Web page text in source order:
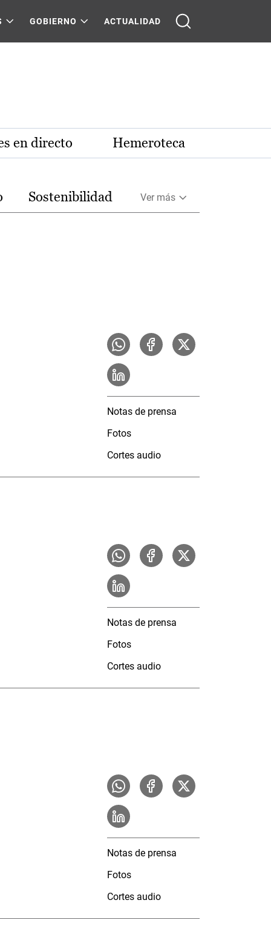
GOBIERNO ACTUALIDAD
en directo Hemeroteca
Sostenibilidad Ver más
Notas de prensa
Fotos
Cortes audio
Notas de prensa
Fotos
Cortes audio
Notas de prensa
Fotos
Cortes audio